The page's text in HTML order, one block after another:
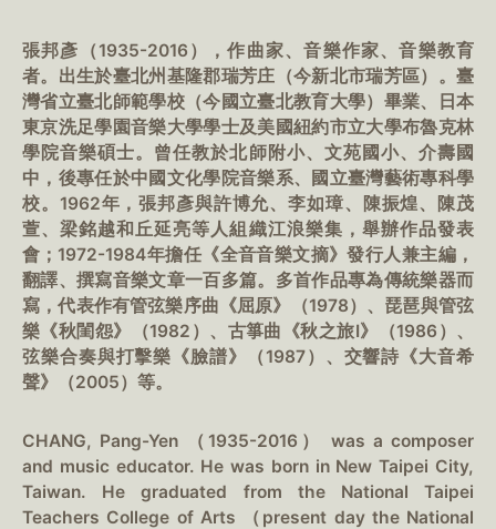
張邦彥（1935-2016），作曲家、音樂作家、音樂教育
者。出生於臺北州基隆郡瑞芳庄（今新北市瑞芳區）。臺
灣省立臺北師範學校（今國立臺北教育大學）畢業、日本
東京洗足學園音樂大學學士及美國紐約市立大學布魯克林
學院音樂碩士。曾任教於北師附小、文苑國小、介壽國
中，後專任於中國文化學院音樂系、國立臺灣藝術專科學
校。1962年，張邦彥與許博允、李如璋、陳振煌、陳茂
萱、梁銘越和丘延亮等人組織江浪樂集，舉辦作品發表
會；1972-1984年擔任《全音音樂文摘》發行人兼主編，
翻譯、撰寫音樂文章一百多篇。多首作品專為傳統樂器而
寫，代表作有管弦樂序曲《屈原》（1978）、琵琶與管弦
樂《秋閨怨》（1982）、古箏曲《秋之旅I》（1986）、
弦樂合奏與打擊樂《臉譜》（1987）、交響詩《大音希
聲》（2005）等。
CHANG, Pang-Yen （1935-2016） was a composer
and music educator. He was born in New Taipei City,
Taiwan. He graduated from the National Taipei
Teachers College of Arts （present day the National